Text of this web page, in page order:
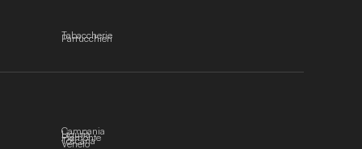
Tabaccherie
Parrucchieri
Campania
Liguria
Piemonte
Toscana
Veneto